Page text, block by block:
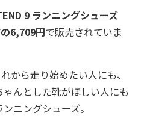
9 ランニングシューズ
6,709円で販売されていま
から走り始めたい人にも、
んとした靴がほしい人にも
ニングシューズ。